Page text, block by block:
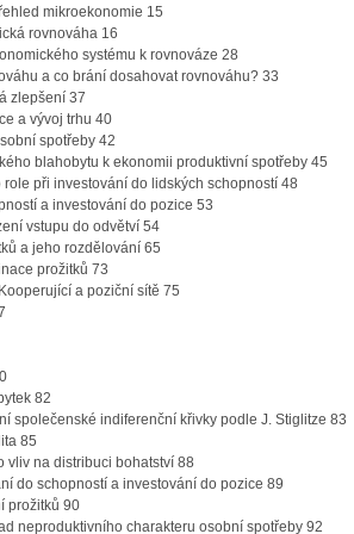
mikroekonomie 15
rovnováha 16
systému k rovnováze 28
a co brání dosahovat rovnováhu? 33
zlepšení 37
a vývoj trhu 40
spotřeby 42
blahobytu k ekonomii produktivní spotřeby 45
role při investování do lidských schopností 48
a investování do pozice 53
vstupu do odvětví 54
a jeho rozdělování 65
prožitků 73
a poziční sítě 75
82
společenské indiferenční křivky podle J. Stiglitze 83
85
vliv na distribuci bohatství 88
do schopností a investování do pozice 89
prožitků 90
neproduktivního charakteru osobní spotřeby 92